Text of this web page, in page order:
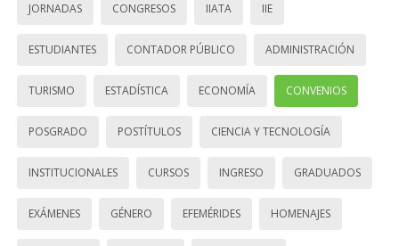
JORNADAS CONGRESOS IIATA IIE
ESTUDIANTES CONTADOR PÚBLICO ADMINISTRACIÓN
TURISMO ESTADÍSTICA ECONOMÍA CONVENIOS
POSGRADO POSTÍTULOS CIENCIA Y TECNOLOGÍA
INSTITUCIONALES CURSOS INGRESO GRADUADOS
EXÁMENES GÉNERO EFEMÉRIDES HOMENAJES